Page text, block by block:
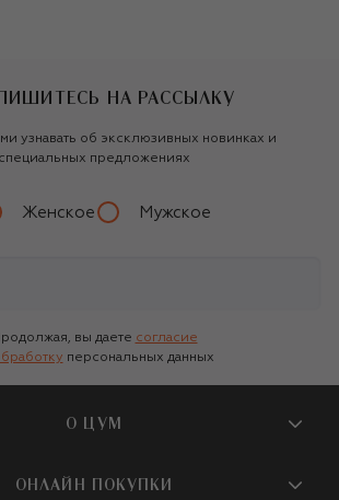
НА РАССЫЛКУ
узнавать об эксклюзивных новинках и
специальных предложениях
Женское Мужское
вы даете согласие
персональных данных
О ЦУМ
О магазине
ОНЛАЙН ПОКУПКИ